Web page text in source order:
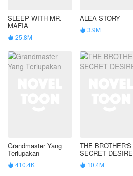
SLEEP WITH MR.
MAFIA
 25.8M
ALEA STORY
 3.9M
Grandmaster Yang
Terlupakan
 410.4K
THE BROTHER'S
SECRET DESIRE
 10.4M